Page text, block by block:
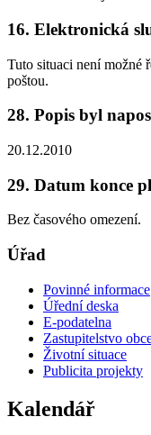
16. Elektronická
Tuto situaci není možné
poštou.
28. Popis byl
20.12.2010
29. Datum konce
Bez časového omezení.
Úřad
Povinné informace
Úřední deska
E-podatelna
Zastupitelstvo
Životní situace
Publicita projekty
Kalendář